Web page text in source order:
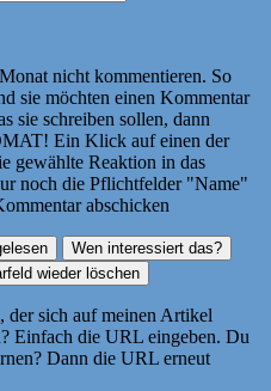
nicht kommentieren. So
sie möchten einen Kommentar
sie schreiben sollen, dann
Ein Klick auf einen der
gewählte Reaktion in das
noch die Pflichtfelder "Name"
abschicken
der sich auf meinen Artikel
Einfach die URL eingeben. Du
Dann die URL erneut